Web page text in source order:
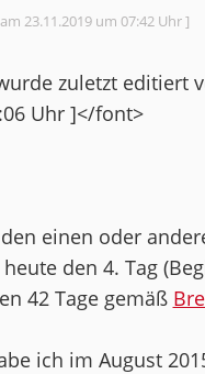
23.11.2019 um 07:42 Uhr ]
zuletzt editiert
Uhr ]</font>
einen oder
den 4. Tag
42 Tage gemäß
ich im August